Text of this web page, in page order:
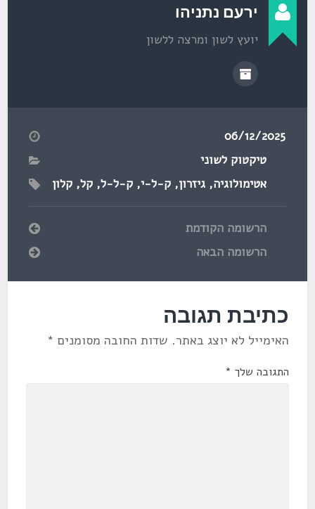
למלחמה, כולל
ירעם נתניהו
יועץ לשון ומרצה ללשון
06/12/2025
טיקטוק לשוני
אטימולוגיה,גיזרון,ק-ל-י,ק-ל-ל,קל,קלון
הרשומה הקודמת
הרשומה הבאה
כתיבת תגובה
האימייל לא יוצג באתר. שדות החובה מסומנים *
התגובה שלך *